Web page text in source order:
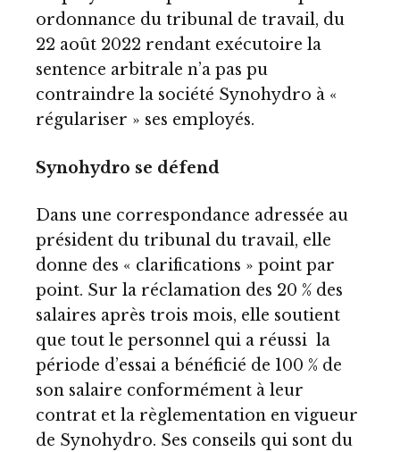
ordonnance du tribunal de travail, du
22 août 2022 rendant exécutoire la
sentence arbitrale n’a pas pu
contraindre la société Synohydro à «
régulariser » ses employés.
Synohydro se défend
Dans une correspondance adressée au
président du tribunal du travail, elle
donne des « clarifications » point par
point. Sur la réclamation des 20 % des
salaires après trois mois, elle soutient
que tout le personnel qui a réussi la
période d’essai a bénéficié de 100 % de
son salaire conformément à leur
contrat et la règlementation en vigueur
de Synohydro. Ses conseils qui sont du